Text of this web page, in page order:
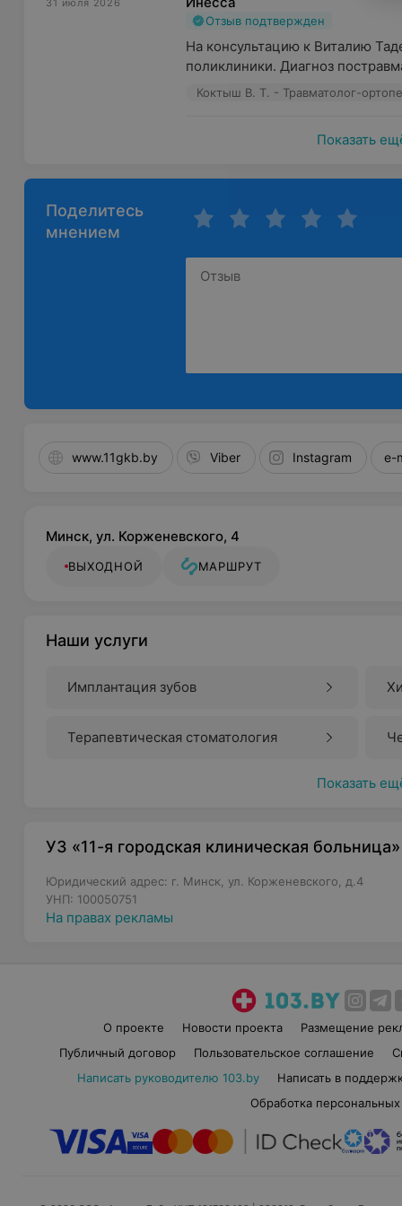
31 июля 2026
Отзыв подтвержден
На консультацию к Виталию
поликлиники. Диагноз
Коктыш В. Т. - Травматолог-
Показать
Поделитесь
мнением
www.11gkb.by Viber Instagram e-
Минск, ул. Корженевского, 4
ВЫХОДНОЙ МАРШРУТ
Наши услуги
Имплантация зубов
Терапевтическая стоматология
Показать
УЗ «11-я городская клиническая больница»
Юридический адрес: г. Минск, ул. Корженевского, д.4
УНП: 100050751
На правах рекламы
О проекте Новости проекта Размещение
Публичный договор
Пользовательское соглашение
Написать руководителю 103.by
Написать в
Обработка